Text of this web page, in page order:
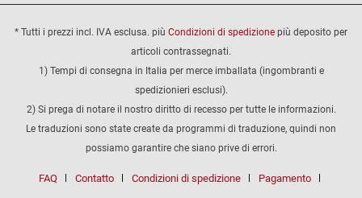
* Tutti i prezzi incl. IVA esclusa. più Condizioni di spedizione più deposito per
articoli contrassegnati.
1) Tempi di consegna in Italia per merce imballata (ingombranti e
spedizionieri esclusi).
2) Si prega di notare il nostro diritto di recesso per tutte le informazioni.
Le traduzioni sono state create da programmi di traduzione, quindi non
possiamo garantire che siano prive di errori.
FAQ Contatto Condizioni di spedizione Pagamento